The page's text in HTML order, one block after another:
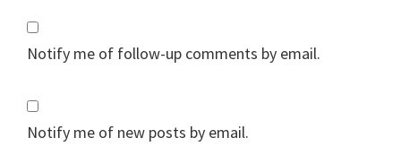
Notify me of follow-up comments by email.
Notify me of new posts by email.